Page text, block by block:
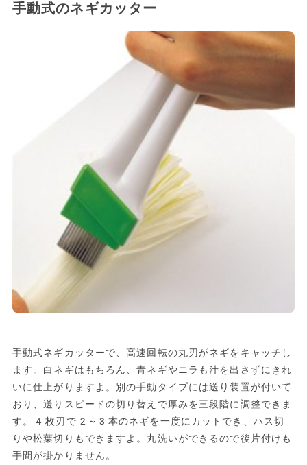
手動式のネギカッター
手動式ネギカッターで、高速回転の丸刃がネギをキャッチし
ます。白ネギはもちろん、青ネギやニラも汁を出さずにきれ
いに仕上がりますよ。別の手動タイプには送り装置が付いて
おり、送りスピードの切り替えで厚みを三段階に調整できま
す。4枚刃で2~3本のネギを一度にカットでき、ハス切
りや松葉切りもできますよ。丸洗いができるので後片付けも
手間が掛かりません。